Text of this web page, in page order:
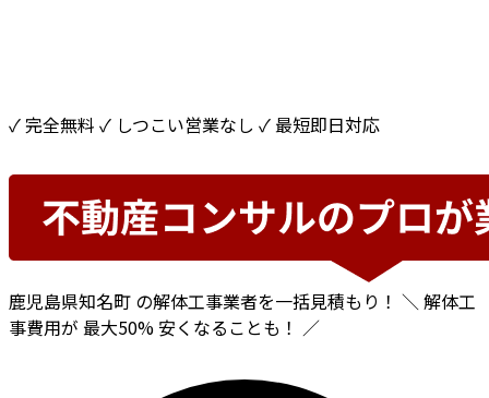
✓ 完全無料 ✓ しつこい営業なし ✓ 最短即日対応
鹿児島県知名町 の解体工事業者を一括見積もり！ ＼ 解体工
事費用が 最大50%安くなることも！ ／